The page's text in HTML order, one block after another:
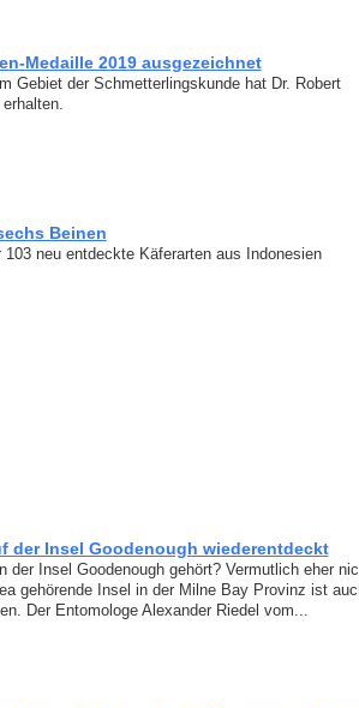
Medaille 2019 ausgezeichnet
Gebiet der Schmetterlingskunde hat Dr. Robert
Beinen
103 neu entdeckte Käferarten aus Indonesien
der Insel Goodenough wiederentdeckt
der Insel Goodenough gehört? Vermutlich eher
gehörende Insel in der Milne Bay Provinz ist
Der Entomologe Alexander Riedel vom...